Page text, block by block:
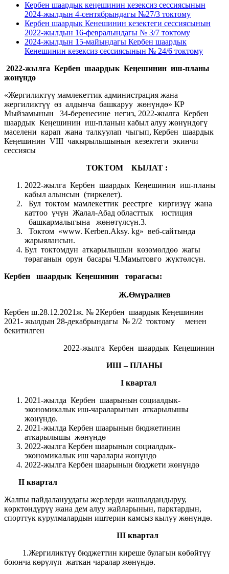
Кербен шаардык кеңешинин кезексиз сессиясынын
2024-жылдын 4-сентябрындагы №27/3 токтому
Кербен шаардык Кенешинин кезектеги сессиясынын
2022-жылдын 16-февралындагы № 3/7 токтому
2024-жылдын 15-майындагы Кербен шаардык
Кенешинин кезексиз сессиясынын № 24/6 токтому
2022-жылга Кербен шаардык Кеӊешинин иш-планы
жөнүндө
«Жергиликтүү мамлекеттик администрация жана
жергиликтүү өз алдынча башкаруу жөнүндө» КР
Мыйзамынын 34-беренесине негиз, 2022-жылга Кербен
шаардык Кеӊешинин иш-планын кабыл алуу жөнүндөгү
маселени карап жана талкуулап чыгып, Кербен шаардык
Кеӊешинин VIII чакырылышынын кезектеги экинчи
сессиясы
ТОКТОМ КЫЛАТ :
2022-жылга Кербен шаардык Кеӊешинин иш-планы
кабыл алынсын (тиркелет).
Бул токтом мамлекеттик реестрге киргизүү жана
каттоо үчүн Жалал-Абад областтык юстиция
башкармалыгына жөнөтүлсүн.3.
Токтом «www. Kerben.Aksy. kg» веб-сайтында
жарыялансын.
Бул токтомдун аткарылышын көзөмөлдөө жагы
төраганын орун басары Ч.Мамытовго жүктөлсүн.
Кербен шаардык Кеӊешинин төрагасы:
Ж.Өмүралиев
Кербен ш.28.12.2021ж. № 2Кербен шаардык Кеӊешинин
2021- жылдын 28-декабрындагы № 2/2 токтому менен
бекитилген
2022-жылга Кербен шаардык Кеңешинин
ИШ – ПЛАНЫ
I квартал
2021-жылда Кербен шаарынын социалдык-
экономикалык иш-чараларынын аткарылышы
жөнүндө.
2021-жылда Кербен шаарынын бюджетинин
аткарылышы жөнүндө
2022-жылга Кербен шаарынын социалдык-
экономикалык иш чаралары жөнүндө
2022-жылга Кербен шаарынын бюджети жөнүндө
II квартал
Жалпы пайдалануудагы жерлерди жашылдандыруу,
көрктөндүрүү жана дем алуу жайларынын, парктардын,
спорттук курулмалардын иштерин камсыз кылуу жөнүндө.
III квартал
1.Жергиликтүү бюджеттин киреше булагын көбөйтүү
боюнча көрүлүп жаткан чаралар жөнүндө.